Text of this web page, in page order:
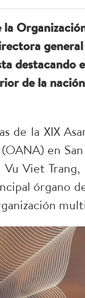
destacando
de la
de la XIX
en
Viet
órgano